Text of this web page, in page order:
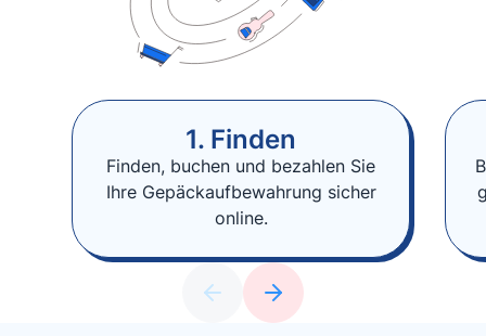
1. Finden
Finden, buchen und bezahlen Sie
Ihre Gepäckaufbewahrung sicher
online.